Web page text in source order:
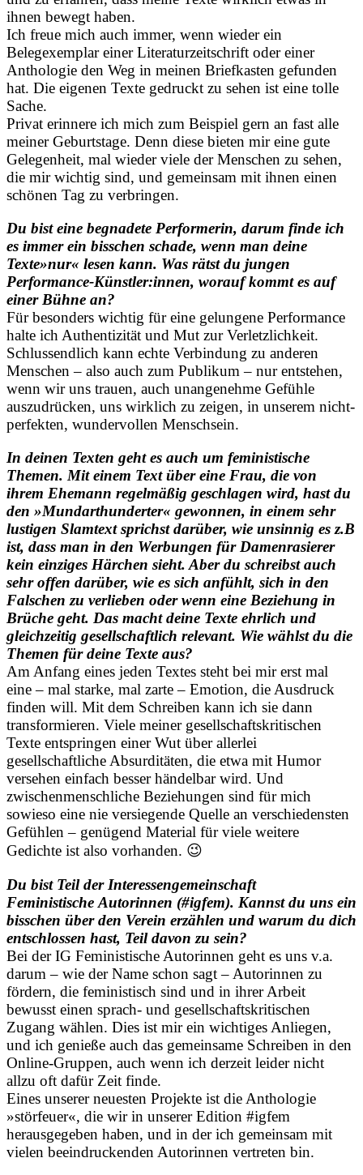
ihnen bewegt haben.
Ich freue mich auch immer, wenn wieder ein
Belegexemplar einer Literaturzeitschrift oder einer
Anthologie den Weg in meinen Briefkasten gefunden
hat. Die eigenen Texte gedruckt zu sehen ist eine tolle
Sache.
Privat erinnere ich mich zum Beispiel gern an fast alle
meiner Geburtstage. Denn diese bieten mir eine gute
Gelegenheit, mal wieder viele der Menschen zu sehen,
die mir wichtig sind, und gemeinsam mit ihnen einen
schönen Tag zu verbringen.
Du bist eine begnadete Performerin, darum finde ich
es immer ein bisschen schade, wenn man deine
Texte»nur« lesen kann. Was rätst du jungen
Performance-Künstler:innen, worauf kommt es auf
einer Bühne an?
Für besonders wichtig für eine gelungene Performance
halte ich Authentizität und Mut zur Verletzlichkeit.
Schlussendlich kann echte Verbindung zu anderen
Menschen – also auch zum Publikum – nur entstehen,
wenn wir uns trauen, auch unangenehme Gefühle
auszudrücken, uns wirklich zu zeigen, in unserem nicht-
perfekten, wundervollen Menschsein.
In deinen Texten geht es auch um feministische
Themen. Mit einem Text über eine Frau, die von
ihrem Ehemann regelmäßig geschlagen wird, hast du
den »Mundarthunderter« gewonnen, in einem sehr
lustigen Slamtext sprichst darüber, wie unsinnig es z.B
ist, dass man in den Werbungen für Damenrasierer
kein einziges Härchen sieht. Aber du schreibst auch
sehr offen darüber, wie es sich anfühlt, sich in den
Falschen zu verlieben oder wenn eine Beziehung in
Brüche geht. Das macht deine Texte ehrlich und
gleichzeitig gesellschaftlich relevant. Wie wählst du die
Themen für deine Texte aus?
Am Anfang eines jeden Textes steht bei mir erst mal
eine – mal starke, mal zarte – Emotion, die Ausdruck
finden will. Mit dem Schreiben kann ich sie dann
transformieren. Viele meiner gesellschaftskritischen
Texte entspringen einer Wut über allerlei
gesellschaftliche Absurditäten, die etwa mit Humor
versehen einfach besser händelbar wird. Und
zwischenmenschliche Beziehungen sind für mich
sowieso eine nie versiegende Quelle an verschiedensten
Gefühlen – genügend Material für viele weitere
Gedichte ist also vorhanden. 😉
Du bist Teil der Interessengemeinschaft
Feministische Autorinnen (#igfem). Kannst du uns ein
bisschen über den Verein erzählen und warum du dich
entschlossen hast, Teil davon zu sein?
Bei der IG Feministische Autorinnen geht es uns v.a.
darum – wie der Name schon sagt – Autorinnen zu
fördern, die feministisch sind und in ihrer Arbeit
bewusst einen sprach- und gesellschaftskritischen
Zugang wählen. Dies ist mir ein wichtiges Anliegen,
und ich genieße auch das gemeinsame Schreiben in den
Online-Gruppen, auch wenn ich derzeit leider nicht
allzu oft dafür Zeit finde.
Eines unserer neuesten Projekte ist die Anthologie
»störfeuer«, die wir in unserer Edition #igfem
herausgegeben haben, und in der ich gemeinsam mit
vielen beeindruckenden Autorinnen vertreten bin.